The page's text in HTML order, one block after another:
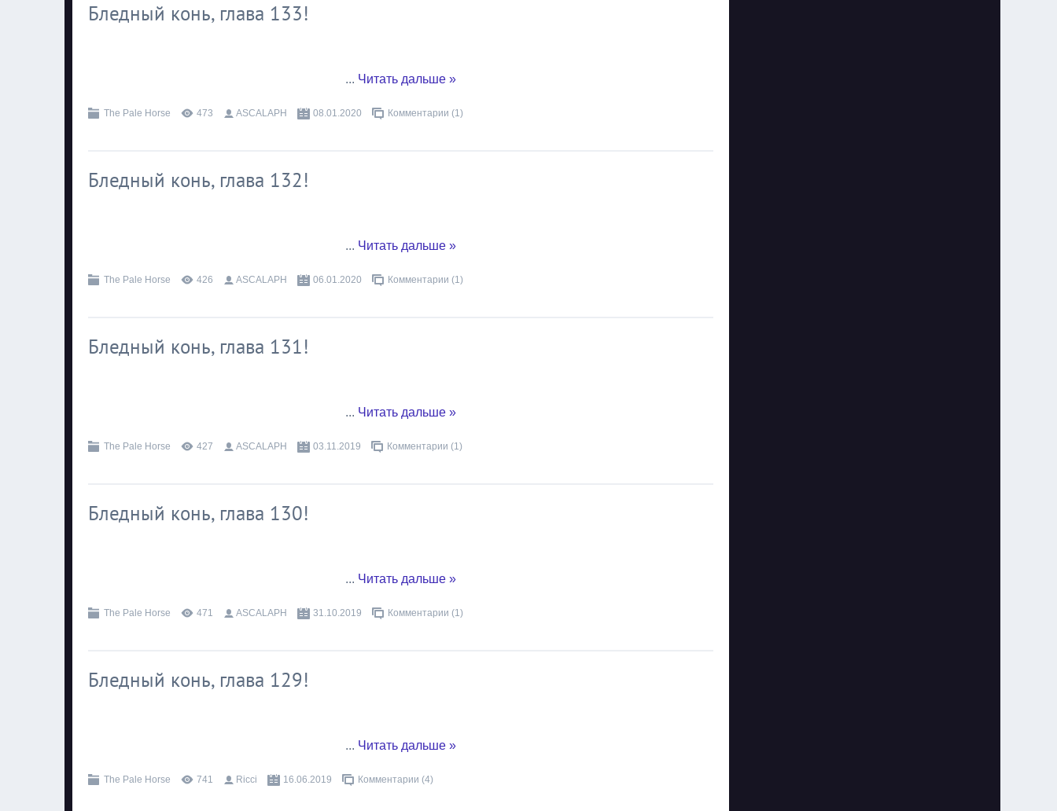
Бледный конь, глава 133!
... Читать дальше »
The Pale Horse 473 ASCALAPH 08.01.2020 Комментарии (1)
Бледный конь, глава 132!
... Читать дальше »
The Pale Horse 426 ASCALAPH 06.01.2020 Комментарии (1)
Бледный конь, глава 131!
... Читать дальше »
The Pale Horse 427 ASCALAPH 03.11.2019 Комментарии (1)
Бледный конь, глава 130!
... Читать дальше »
The Pale Horse 471 ASCALAPH 31.10.2019 Комментарии (1)
Бледный конь, глава 129!
... Читать дальше »
The Pale Horse 741 Ricci 16.06.2019 Комментарии (4)